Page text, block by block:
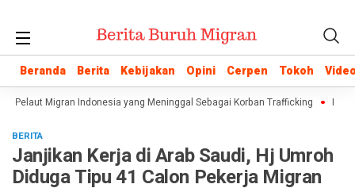
Beranda Berita Kebijakan Opini Cerpen Tokoh
Beranda Berita Kebijakan Opini Cerpen Tokoh
Migran Indonesia yang Meninggal Sebagai Korban Trafficking Istilah
BERITA
Janjikan Kerja di Arab Saudi, Hj Umroh
Diduga Tipu 41 Calon Pekerja Migran